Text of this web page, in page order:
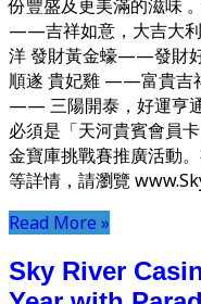
份豐盛及更美滿的滋味
——吉祥如意，大吉大
洋 發財黃金蠔——發財
順遂 貴妃雞 ——富貴吉
—— 三陽開泰，好運亨
必須是「天河貴賓會員
金寶庫挑戰賽推廣活動
等詳情，請瀏覽
Read More »
Sky River